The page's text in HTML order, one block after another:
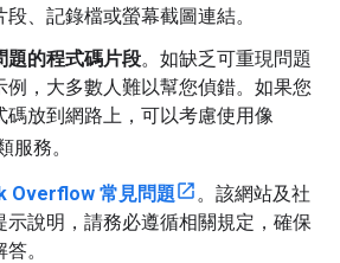
、記錄檔或螢幕截圖連結。
題的程式碼片段。如缺乏可重現問題
例，大多數人難以幫您偵錯。如果您
碼放到網路上，可以考慮使用像
服務。
Overflow 常見問題
。該網站及社
示說明，請務必遵循相關規定，確保
。